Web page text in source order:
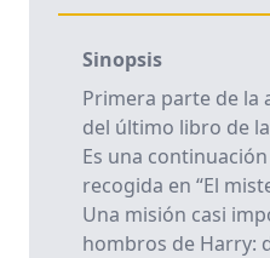
Sinopsis
Primera parte de la
del último libro de
Es una
recogida en “El
Una misión casi
hombros de Harry: